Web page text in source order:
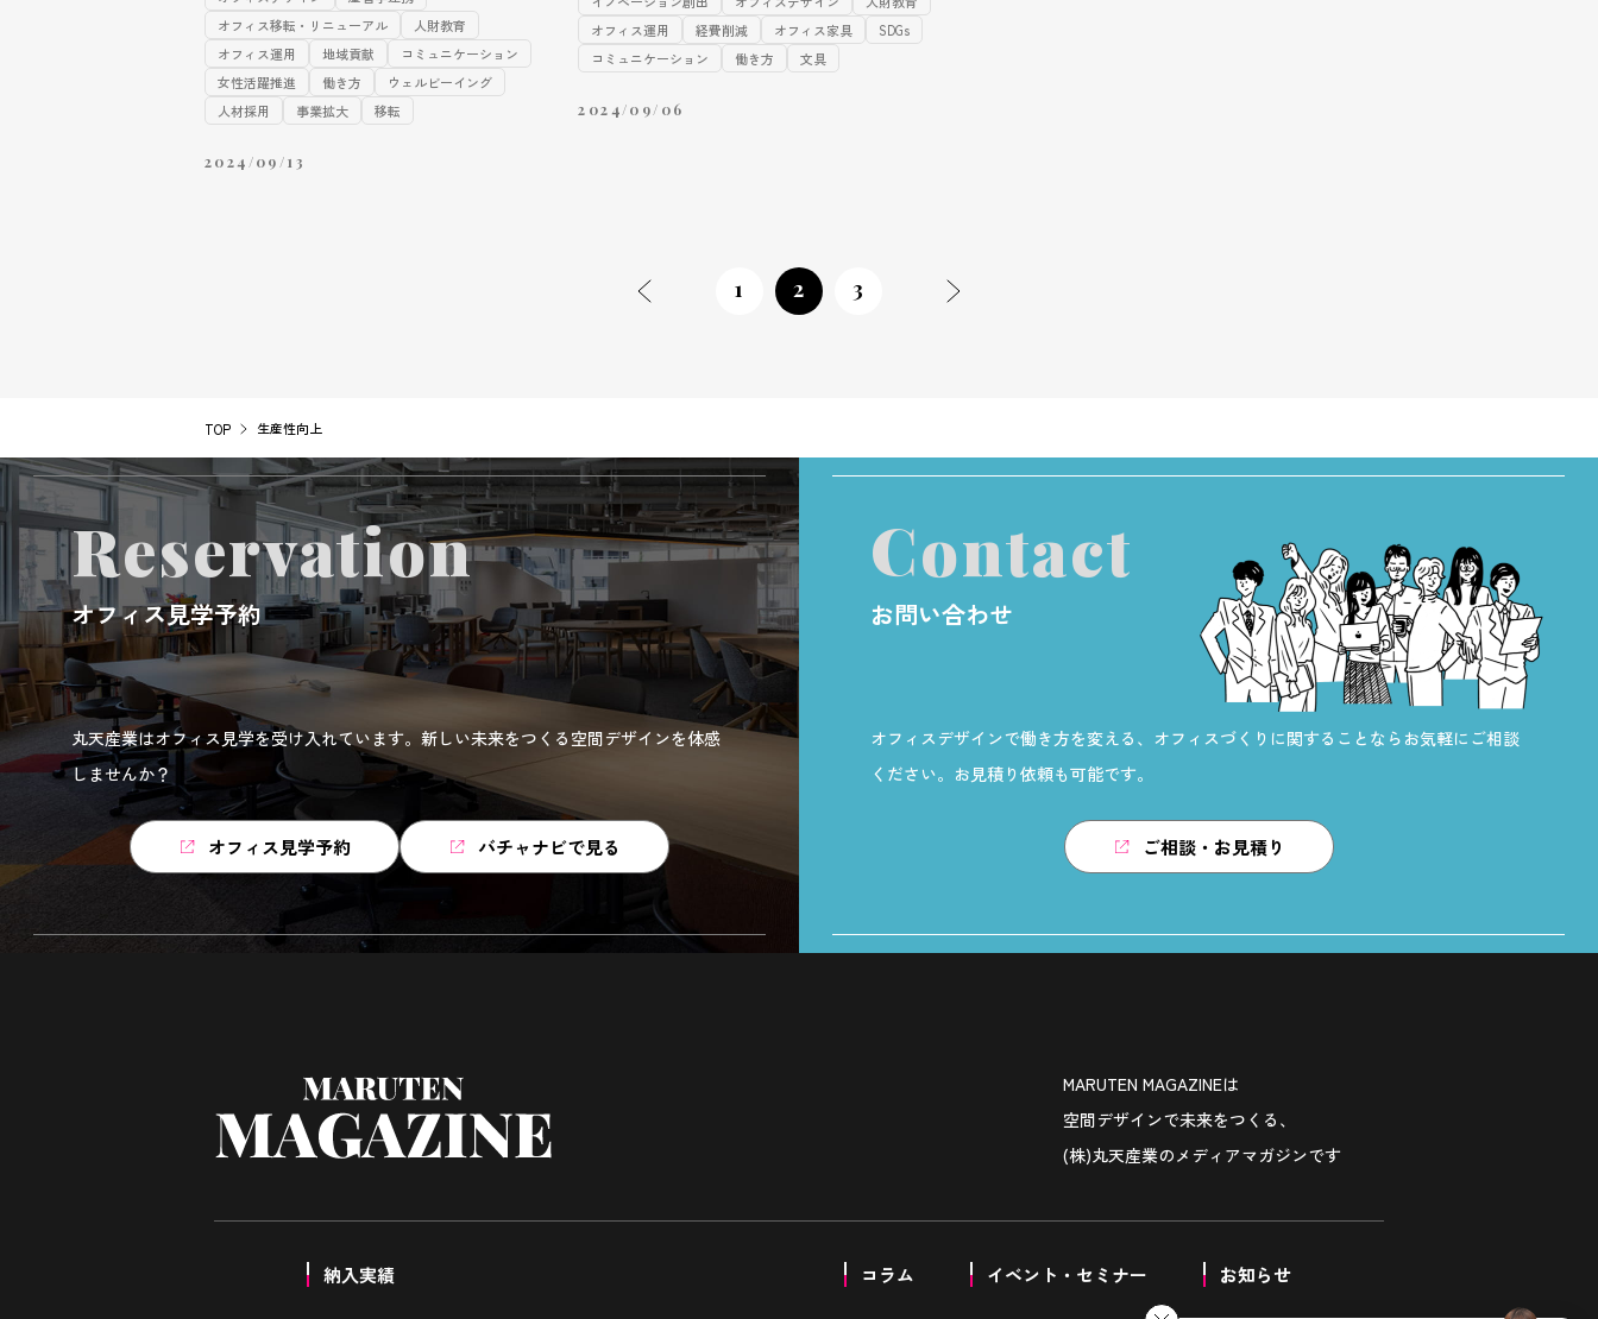
オフィス移転・リニューアル
人財教育
オフィス運用
地域貢献
コミュニケーション
女性活躍推進
働き方
ウェルビーイング
人材採用
事業拡大 移転
2024/09/13
オフィス運用
経費削減 オフィス家具
SDGs
コミュニケーション
働き方 文具
2024/09/06
1 2 3
TOP 生産性向上
Reservation
オフィス見学予約
丸天産業はオフィス見学を受け入れています。新しい未来をつくる空間デザインを体感
しませんか？
オフィス見学予約 バチャナビで見る
Contact
お問い合わせ
オフィスデザインで働き方を変える、オフィスづくりに関することならお気軽にご相談
ください。お見積り依頼も可能です。
ご相談・お見積り
MARUTEN MAGAZINEは
空間デザインで未来をつくる、
(株)丸天産業のメディアマガジンです
納入実績 コラム イベント・セミナー お知らせ